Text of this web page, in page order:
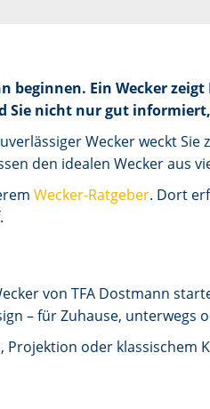
Ein Wecker
nicht nur gut
Wecker weckt
den idealen Wecker aus
Wecker-Ratgeber. Dort
von TFA Dostmann
– für Zuhause, unterwegs
oder